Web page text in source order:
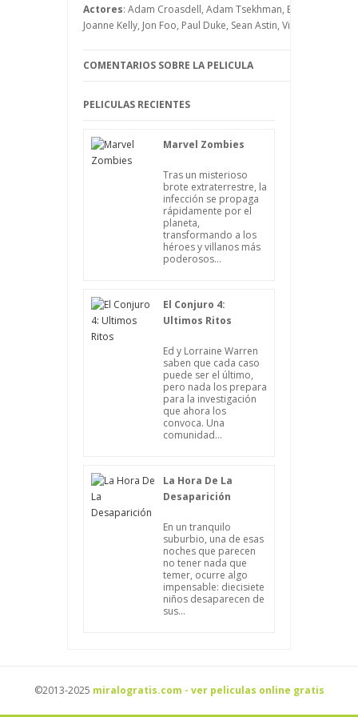
que nadie sepa nunca qué le pasó.
Actores: Adam Croasdell, Adam Tsekhman, Brandy
Joanne Kelly, Jon Foo, Paul Duke, Sean Astin, Vinnie Jones
COMENTARIOS SOBRE LA PELICULA
PELICULAS RECIENTES
Marvel Zombies
Tras un misterioso
brote extraterrestre, la
infección se propaga
rápidamente por el
planeta,
transformando a los
héroes y villanos más
poderosos...
El Conjuro 4:
Ultimos Ritos
Ed y Lorraine Warren
saben que cada caso
puede ser el último,
pero nada los prepara
para la investigación
que ahora los
convoca. Una
comunidad...
La Hora De La
Desaparición
En un tranquilo
suburbio, una de esas
noches que parecen
no tener nada que
temer, ocurre algo
impensable: diecisiete
niños desaparecen de
sus...
©2013-2025 miralogratis.com - ver peliculas online gratis